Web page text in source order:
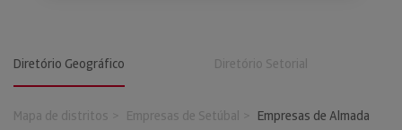
Diretório Geográfico Diretório Setorial
Mapa de distritos Empresas de Setúbal Empresas de Almada